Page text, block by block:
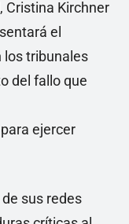
Cristina Kirchner
el
los tribunales
del fallo que
para ejercer
sus redes